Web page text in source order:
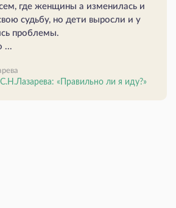
где женщины а изменилась и
судьбу, но дети выросли и у
проблемы.
...
«Правильно ли я иду?»